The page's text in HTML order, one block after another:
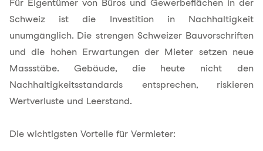
Für Eigentümer von Büros und Gewerbeflächen in der
Schweiz ist die Investition in Nachhaltigkeit
unumgänglich. Die strengen Schweizer Bauvorschriften
und die hohen Erwartungen der Mieter setzen neue
Massstäbe. Gebäude, die heute nicht den
Nachhaltigkeitsstandards entsprechen, riskieren
Wertverluste und Leerstand.
Die wichtigsten Vorteile für Vermieter: